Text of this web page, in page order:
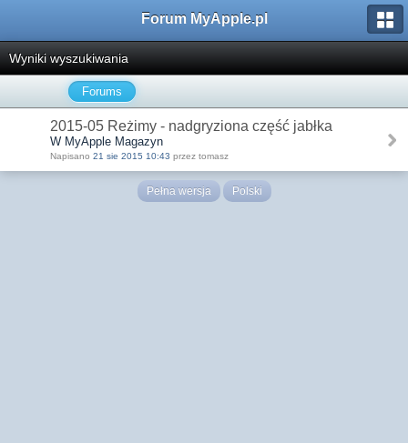
Forum MyApple.pl
Wyniki wyszukiwania
Forums
2015-05 Reżimy - nadgryziona część jabłka
W MyApple Magazyn
Napisano 21 sie 2015 10:43 przez tomasz
Pełna wersja Polski